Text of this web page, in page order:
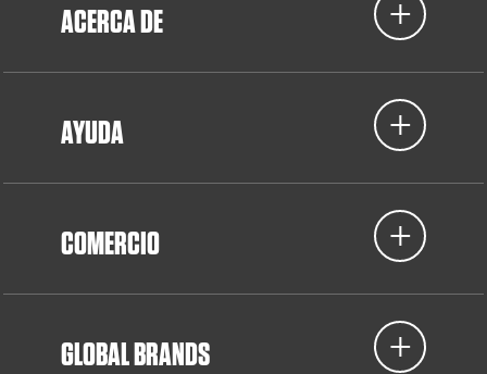
ACERCA DE
AYUDA
COMERCIO
GLOBAL BRANDS